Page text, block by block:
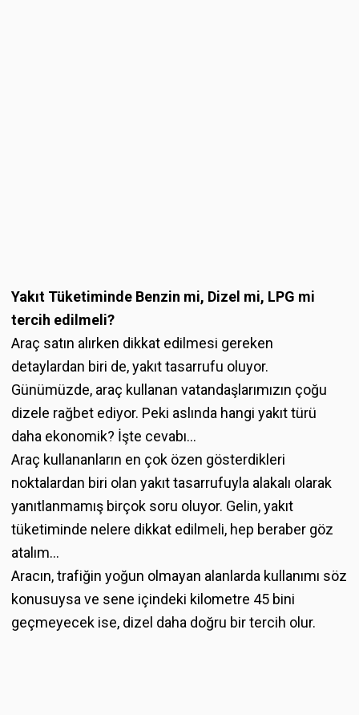
Yakıt Tüketiminde Benzin mi, Dizel mi, LPG mi
tercih edilmeli?
Araç satın alırken dikkat edilmesi gereken
detaylardan biri de, yakıt tasarrufu oluyor.
Günümüzde, araç kullanan vatandaşlarımızın çoğu
dizele rağbet ediyor. Peki aslında hangi yakıt türü
daha ekonomik? İşte cevabı...
Araç kullananların en çok özen gösterdikleri
noktalardan biri olan yakıt tasarrufuyla alakalı olarak
yanıtlanmamış birçok soru oluyor. Gelin, yakıt
tüketiminde nelere dikkat edilmeli, hep beraber göz
atalım...
Aracın, trafiğin yoğun olmayan alanlarda kullanımı söz
konusuysa ve sene içindeki kilometre 45 bini
geçmeyecek ise, dizel daha doğru bir tercih olur.